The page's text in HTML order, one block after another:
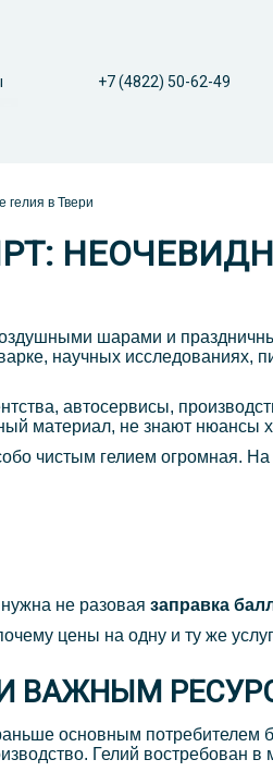
+7 (4822) 50-62-49
гелия в Твери
шарами и
научных исследованиях,
автосервисы,
материал, не знают нюансы
чистым гелием огромная. На
не разовая заправка
цены на одну и ту же
ВАЖНЫМ
основным потребителем
Гелий востребован